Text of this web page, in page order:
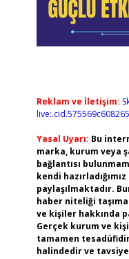
Reklam ve İletişim:
Yasal Uyarı: Bu
marka, kurum veya
bağlantısı
kendi
paylaşılmaktadır.
haber niteliği
ve kişiler hakkında
Gerçek kurum ve
tamamen
halindedir ve